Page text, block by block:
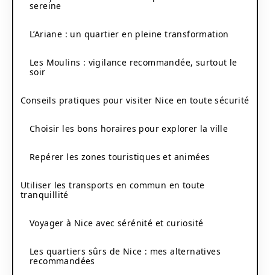
sereine
L’Ariane : un quartier en pleine transformation
Les Moulins : vigilance recommandée, surtout le
soir
Conseils pratiques pour visiter Nice en toute sécurité
Choisir les bons horaires pour explorer la ville
Repérer les zones touristiques et animées
Utiliser les transports en commun en toute
tranquillité
Voyager à Nice avec sérénité et curiosité
Les quartiers sûrs de Nice : mes alternatives
recommandées